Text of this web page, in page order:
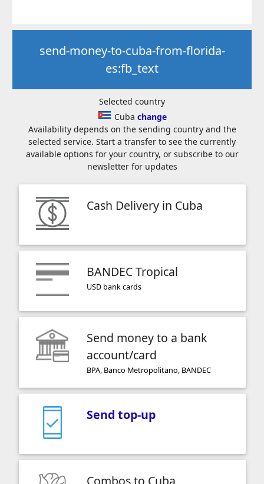
send-money-to-cuba-from-florida-
es:fb_text
Selected country
Cuba change
Availability depends on the sending country and the
selected service. Start a transfer to see the currently
available options for your country, or subscribe to our
newsletter for updates
Cash Delivery in Cuba
BANDEC Tropical
USD bank cards
Send money to a bank
account/card
BPA, Banco Metropolitano, BANDEC
Send top-up
Combos to Cuba